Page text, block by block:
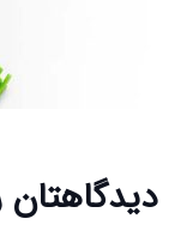
دیدگاهتان